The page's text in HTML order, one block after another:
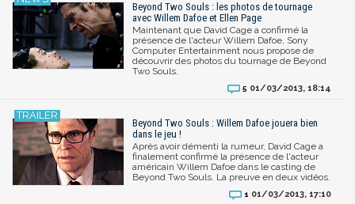
Beyond Two Souls : les photos de tournage
avec Willem Dafoe et Ellen Page
Maintenant que David Cage a confirmé la
présence de l'acteur Willem Dafoe, Sony
Computer Entertainment nous propose de
découvrir des photos du tournage de Beyond
Two Souls.
5 01/03/2013, 18:14
Beyond Two Souls : Willem Dafoe jouera bien
dans le jeu !
Après avoir démenti la rumeur, David Cage a
finalement confirmé la présence de l'acteur
américain Willem Dafoe dans le casting de
Beyond Two Souls. La preuve en deux vidéos.
1 01/03/2013, 17:10